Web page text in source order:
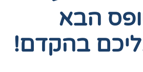
הבא
בהקדם!